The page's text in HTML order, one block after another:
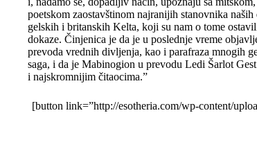
poetskom zaostavštinom najranijih stanovnika naših
gelskih i britanskih Kelta, koji su nam o tome
dokaze. Činjenica je da je u poslednje vreme
prevoda vrednih divljenja, kao i parafraza mnogih
saga, i da je Mabinogion u prevodu Ledi Šarlot Gest
i najskromnijim čitaocima.”
[button link=”http://esotheria.com/wp-content/